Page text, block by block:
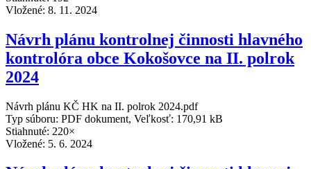
Vložené: 8. 11. 2024
Návrh plánu kontrolnej činnosti hlavného
kontrolóra obce Kokošovce na II. polrok
2024
Návrh plánu KČ HK na II. polrok 2024.pdf
Typ súboru: PDF dokument, Veľkosť: 170,91 kB
Stiahnuté: 220×
Vložené: 5. 6. 2024